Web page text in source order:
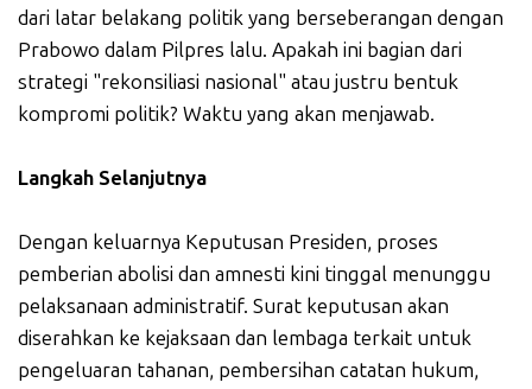
dari latar belakang politik yang berseberangan dengan
Prabowo dalam Pilpres lalu. Apakah ini bagian dari
strategi "rekonsiliasi nasional" atau justru bentuk
kompromi politik? Waktu yang akan menjawab.
Langkah Selanjutnya
Dengan keluarnya Keputusan Presiden, proses
pemberian abolisi dan amnesti kini tinggal menunggu
pelaksanaan administratif. Surat keputusan akan
diserahkan ke kejaksaan dan lembaga terkait untuk
pengeluaran tahanan, pembersihan catatan hukum,